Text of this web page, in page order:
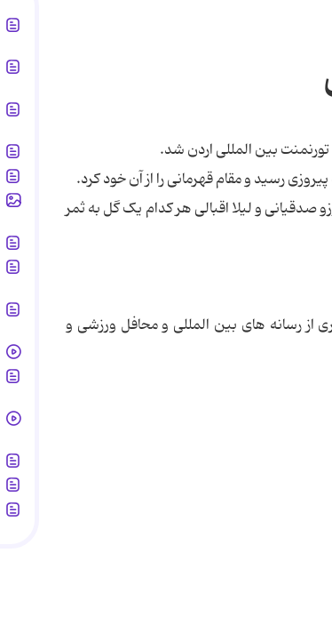
بین المللی اردن شد.
را فهیمه زارعی 5 گل ، زهره میثمی و الناز آرمات هر کدام 2 گل ، آرزو صدقیانی و لیلا اقبالی هر کدام یک گل به ثمر
از رسانه های بین المللی و محافل ورزشی و